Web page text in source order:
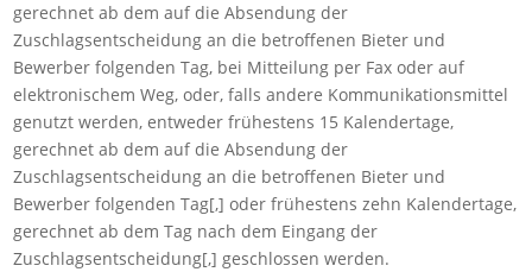
gerechnet ab dem auf die Absendung der
Zuschlagsentscheidung an die betroffenen Bieter und
Bewerber folgenden Tag, bei Mitteilung per Fax oder auf
elektronischem Weg, oder, falls andere Kommunikationsmittel
genutzt werden, entweder frühestens 15 Kalendertage,
gerechnet ab dem auf die Absendung der
Zuschlagsentscheidung an die betroffenen Bieter und
Bewerber folgenden Tag[,] oder frühestens zehn Kalendertage,
gerechnet ab dem Tag nach dem Eingang der
Zuschlagsentscheidung[,] geschlossen werden.